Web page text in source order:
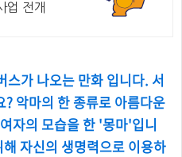
업 전개
가 나오는 만화 입니다. 서
악마의 한 종류로 아름다운
자의 모습을 한 '몽마'입니
자신의 생명력으로 이용하